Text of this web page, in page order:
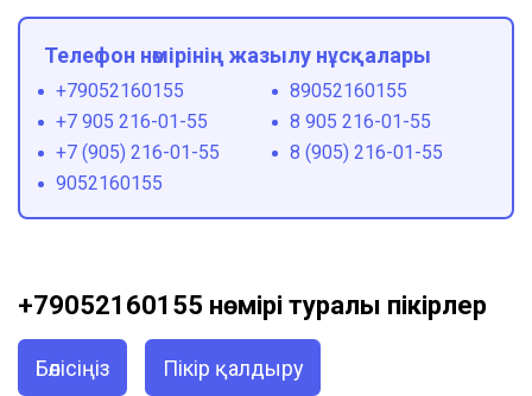
Телефон нөмірінің жазылу нұсқалары
+79052160155
89052160155
+7 905 216-01-55
8 905 216-01-55
+7 (905) 216-01-55
8 (905) 216-01-55
9052160155
+79052160155 нөмірі туралы пікірлер
Бөлісіңіз Пікір қалдыру